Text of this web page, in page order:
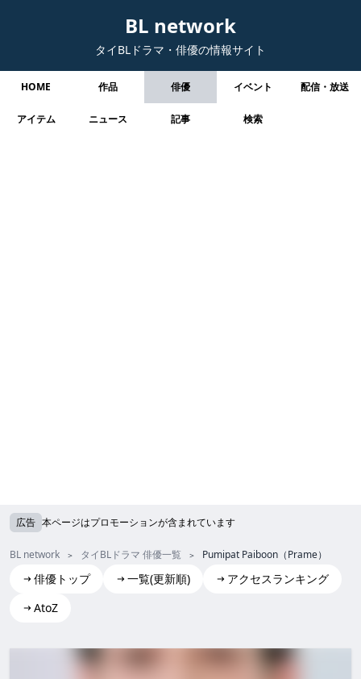
BL network
タイBLドラマ・俳優の情報サイト
HOME 作品 俳優 イベント 配信・放送
アイテム ニュース 記事 検索
広告 本ページはプロモーションが含まれています
BL network タイBLドラマ 俳優一覧 Pumipat Paiboon（Prame）
俳優トップ 一覧(更新順)
アクセスランキング
AtoZ
Pumipat Paiboon(Prame)